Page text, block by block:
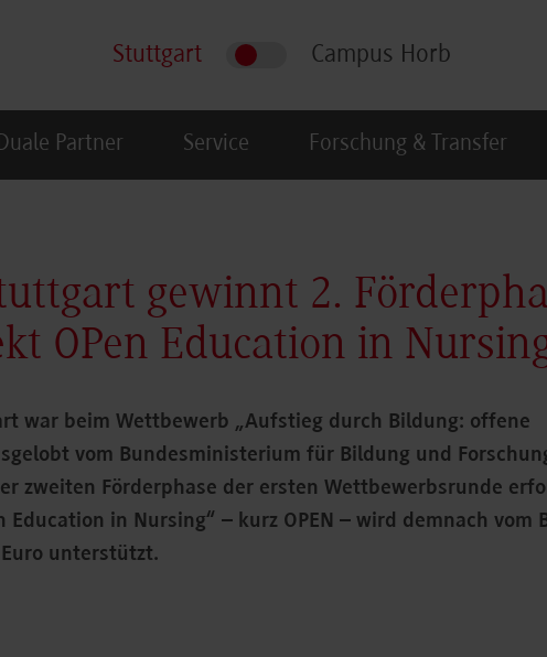
Stuttgart Campus Horb
Partner Service Forschung & Transfer
gewinnt 2.
OPen Education in
war beim Wettbewerb „Aufstieg durch Bildung: offene
vom Bundesministerium für Bildung und
zweiten Förderphase der ersten Wettbewerbsrunde
Education in Nursing“ – kurz OPEN – wird demnach vom
unterstützt.